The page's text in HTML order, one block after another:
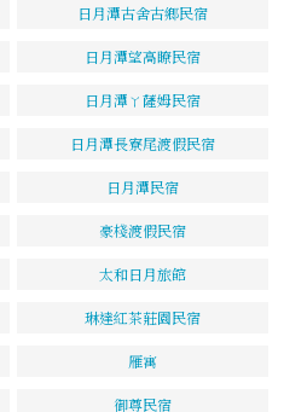
日月潭古舍古鄉民宿
日月潭望高瞭民宿
日月潭ㄚ薩姆民宿
日月潭長寮尾渡假民宿
日月潭民宿
豪棧渡假民宿
太和日月旅館
琳達紅茶莊園民宿
雁寓
御尊民宿